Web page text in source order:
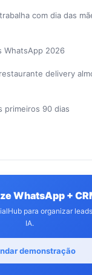
com dia das
WhatsApp 2026
delivery
primeiros 90 dias
WhatsApp +
para organizar
IA.
demonstração